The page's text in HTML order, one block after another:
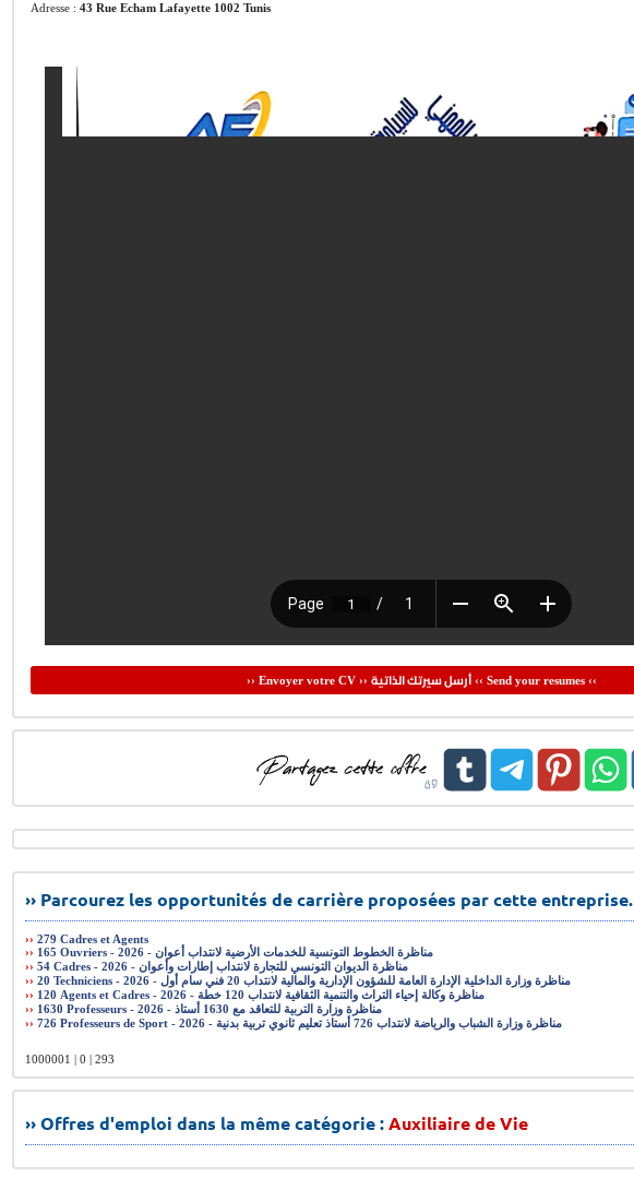
Adresse : 43 Rue Echam Lafayette 1002 Tunis
›› Envoyer votre CV ›› أرسل سيرتك الذاتية‹‹ Send your resumes ‹‹
›› Parcourez les opportunités de carrière proposées par cette entreprise.
›› 279 Cadres et Agents
››
165 Ouvriers - 2026 - مناظرة الخطوط التونسية للخدمات الأرضية لانتداب أعوان
››
54 Cadres - 2026 - مناظرة الديوان التونسي للتجارة لانتداب إطارات وأعوان
››
20 Techniciens - 2026 - مناظرة وزارة الداخلية الإدارة العامة للشؤون الإدارية والمالية لانتداب 20 فني سام أول
››
120 Agents et Cadres - 2026 - مناظرة وكالة إحياء التراث والتنمية الثقافية لانتداب 120 خطة
››
1630 Professeurs - 2026 - مناظرة وزارة التربية للتعاقد مع 1630 أستاذ
››
726 Professeurs de Sport - 2026 - مناظرة وزارة الشباب والرياضة لانتداب 726 أستاذ تعليم ثانوي تربية بدنية
1000001 | 0 | 293
›› Offres d'emploi dans la même catégorie :Auxiliaire de Vie